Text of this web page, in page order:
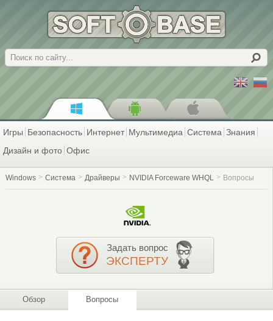
Поиск
Игры Безопасность Интернет Мультимедиа Система Знания
Дизайн и фото Офис
Windows Система Драйверы NVIDIA Forceware WHQL Вопросы
Задать вопрос
ЭКСПЕРТУ
Обзор Вопросы